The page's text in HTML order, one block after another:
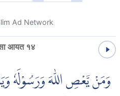
Ad Network
आयत १४
وَمَنْ يَّعْصِ اللّٰهَ وَرَسُوْلَهٗ